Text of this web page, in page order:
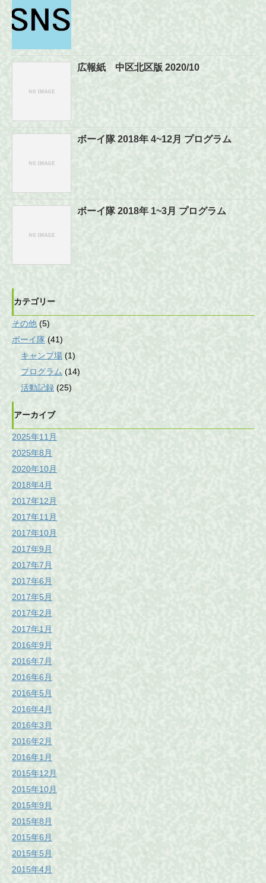
広報紙 中区北区版 2020/10
ボーイ隊 2018年 4~12月 プログラム
ボーイ隊 2018年 1~3月 プログラム
カテゴリー
その他 (5)
ボーイ隊 (41)
キャンプ場 (1)
プログラム (14)
活動記録 (25)
アーカイブ
2025年11月
2025年8月
2020年10月
2018年4月
2017年12月
2017年11月
2017年10月
2017年9月
2017年7月
2017年6月
2017年5月
2017年2月
2017年1月
2016年9月
2016年7月
2016年6月
2016年5月
2016年4月
2016年3月
2016年2月
2016年1月
2015年12月
2015年10月
2015年9月
2015年8月
2015年6月
2015年5月
2015年4月